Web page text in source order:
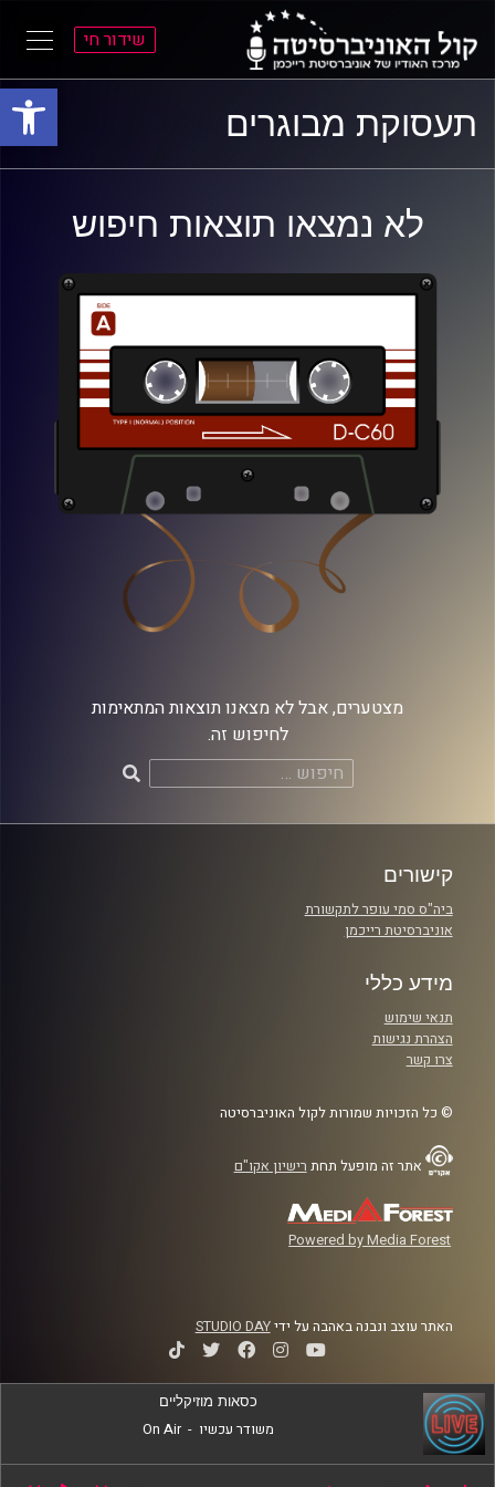
פתח
התפריט
הראשי
התוכן
הראשי
שידור חי
תעסוקת מבוגרים
לא נמצאו תוצאות חיפוש
מצטערים, אבל לא מצאנו תוצאות המתאימות
לחיפוש זה.
חיפוש:
קישורים
ביה"ס סמי עופר לתקשורת
אוניברסיטת רייכמן
מידע כללי
תנאי שימוש
הצהרת נגישות
צרו קשר
© כל הזכויות שמורות לקול האוניברסיטה
אתר זה מופעל תחת רישיון אקו"ם
Powered by Media Forest
האתר עוצב ונבנה באהבה על ידיSTUDIO DAY
כסאות מוזיקליים
משודר עכשיו -
On Air